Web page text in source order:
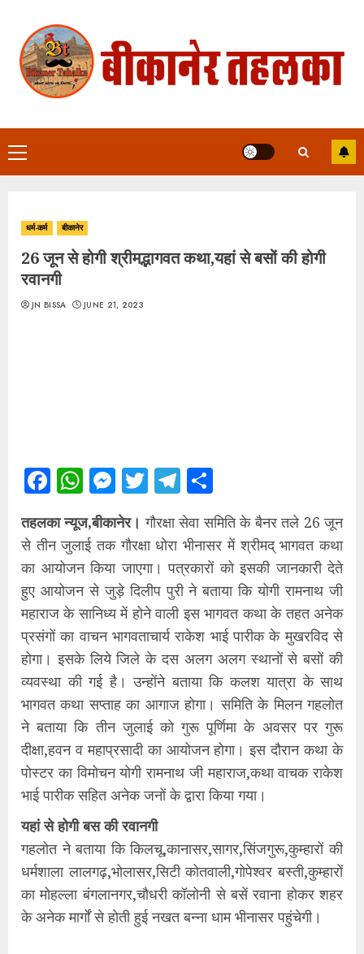
content
Primary
Menu
धर्म-कर्म बीकानेर
26 जून से होगी श्रीमद्भागवत कथा,यहां से बसों की होगी
रवानगी
JN BISSA JUNE 21, 2023
Facebook
WhatsApp
Messenger
TwitterTelegram
तहलका न्यूज,बीकानेर। गौरक्षा सेवा समिति के बैनर तले 26 जून
से तीन जुलाई तक गौरक्षा धोरा भीनासर में श्रीमद् भागवत कथा
का आयोजन किया जाएगा। पत्रकारों को इसकी जानकारी देते
हुए आयोजन से जुड़े दिलीप पुरी ने बताया कि योगी रामनाथ जी
महाराज के सानिध्य में होने वाली इस भागवत कथा के तहत अनेक
प्रसंगों का वाचन भागवताचार्य राकेश भाई पारीक के मुखरविद से
होगा। इसके लिये जिले के दस अलग अलग स्थानों से बसों की
व्यवस्था की गई है। उन्होंने बताया कि कलश यात्रा के साथ
भागवत कथा सप्ताह का आगाज होगा। समिति के मिलन गहलोत
ने बताया कि तीन जुलाई को गुरू पूर्णिमा के अवसर पर गुरू
दीक्षा,हवन व महाप्रसादी का आयोजन होगा। इस दौरान कथा के
पोस्टर का विमोचन योगी रामनाथ जी महाराज,कथा वाचक राकेश
भाई पारीक सहित अनेक जनों के द्वारा किया गया।
यहां से होगी बस की रवानगी
गहलोत ने बताया कि किलचू,कानासर,सागर,सिंजगुरू,कुम्हारों की
धर्मशाला लालगढ़,भोलासर,सिटी कोतवाली,गोपेश्वर बस्ती,कुम्हारों
का मोहल्ला बंगलानगर,चौधरी कॉलोनी से बसें रवाना होकर शहर
के अनेक मार्गों से होती हुई नखत बन्ना धाम भीनासर पहुंचेगी।